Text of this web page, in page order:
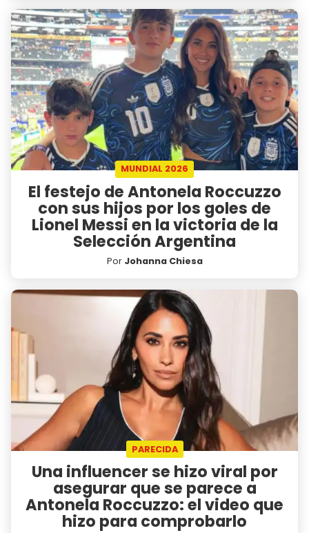
MUNDIAL 2026
El festejo de Antonela Roccuzzo
con sus hijos por los goles de
Lionel Messi en la victoria de la
Selección Argentina
Por Johanna Chiesa
PARECIDA
Una influencer se hizo viral por
asegurar que se parece a
Antonela Roccuzzo: el video que
hizo para comprobarlo